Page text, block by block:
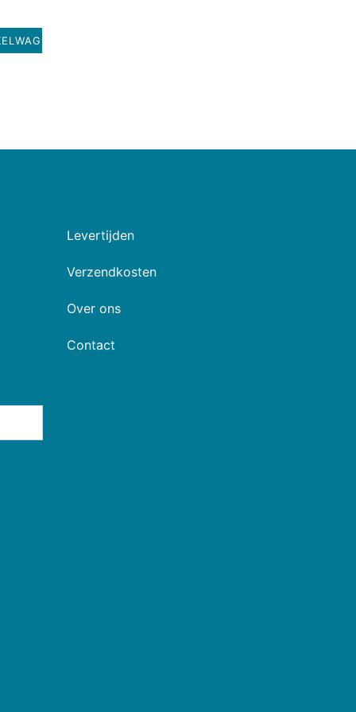
Levertijden
Verzendkosten
Over ons
Contact